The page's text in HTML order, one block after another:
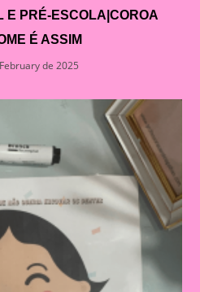
E PRÉ-ESCOLA|COROA
É ASSIM
de 2025